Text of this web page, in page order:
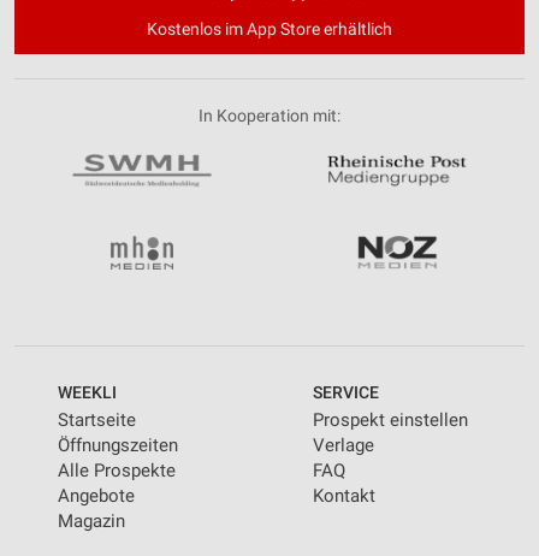
Kostenlos im App Store erhältlich
In Kooperation mit:
WEEKLI
Startseite
Öffnungszeiten
Alle Prospekte
Angebote
Magazin
SERVICE
Prospekt einstellen
Verlage
FAQ
Kontakt